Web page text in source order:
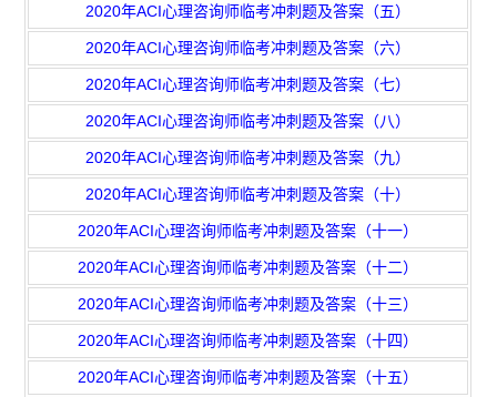
2020年ACI心理咨询师临考冲刺题及答案（五）
2020年ACI心理咨询师临考冲刺题及答案（六）
2020年ACI心理咨询师临考冲刺题及答案（七）
2020年ACI心理咨询师临考冲刺题及答案（八）
2020年ACI心理咨询师临考冲刺题及答案（九）
2020年ACI心理咨询师临考冲刺题及答案（十）
2020年ACI心理咨询师临考冲刺题及答案（十一）
2020年ACI心理咨询师临考冲刺题及答案（十二）
2020年ACI心理咨询师临考冲刺题及答案（十三）
2020年ACI心理咨询师临考冲刺题及答案（十四）
2020年ACI心理咨询师临考冲刺题及答案（十五）